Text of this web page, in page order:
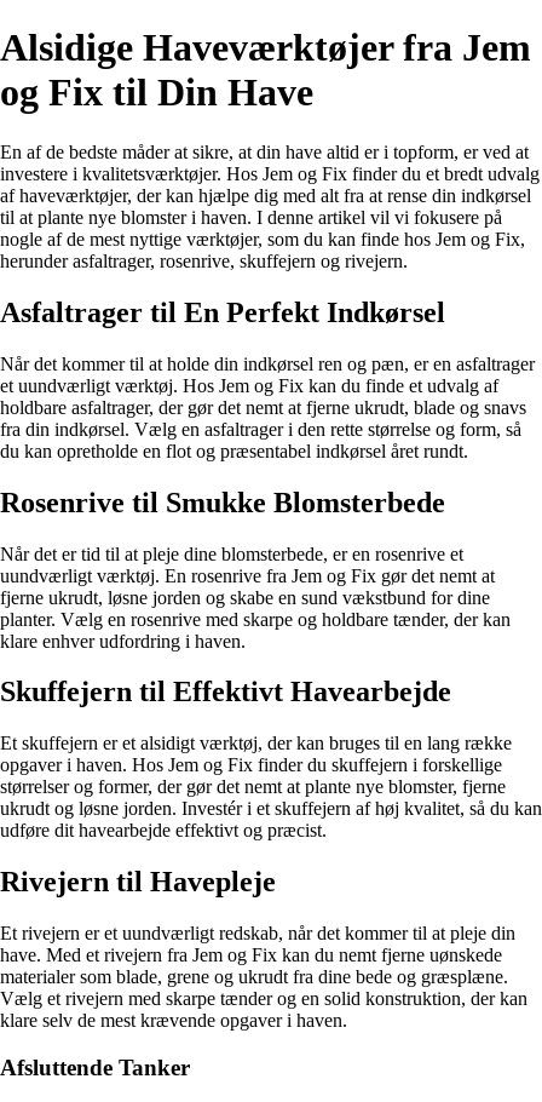
Alsidige Haveværktøjer fra Jem
og Fix til Din Have
En af de bedste måder at sikre, at din have altid er i topform, er ved at
investere i kvalitetsværktøjer. Hos Jem og Fix finder du et bredt udvalg
af haveværktøjer, der kan hjælpe dig med alt fra at rense din indkørsel
til at plante nye blomster i haven. I denne artikel vil vi fokusere på
nogle af de mest nyttige værktøjer, som du kan finde hos Jem og Fix,
herunder asfaltrager, rosenrive, skuffejern og rivejern.
Asfaltrager til En Perfekt Indkørsel
Når det kommer til at holde din indkørsel ren og pæn, er en asfaltrager
et uundværligt værktøj. Hos Jem og Fix kan du finde et udvalg af
holdbare asfaltrager, der gør det nemt at fjerne ukrudt, blade og snavs
fra din indkørsel. Vælg en asfaltrager i den rette størrelse og form, så
du kan opretholde en flot og præsentabel indkørsel året rundt.
Rosenrive til Smukke Blomsterbede
Når det er tid til at pleje dine blomsterbede, er en rosenrive et
uundværligt værktøj. En rosenrive fra Jem og Fix gør det nemt at
fjerne ukrudt, løsne jorden og skabe en sund vækstbund for dine
planter. Vælg en rosenrive med skarpe og holdbare tænder, der kan
klare enhver udfordring i haven.
Skuffejern til Effektivt Havearbejde
Et skuffejern er et alsidigt værktøj, der kan bruges til en lang række
opgaver i haven. Hos Jem og Fix finder du skuffejern i forskellige
størrelser og former, der gør det nemt at plante nye blomster, fjerne
ukrudt og løsne jorden. Investér i et skuffejern af høj kvalitet, så du kan
udføre dit havearbejde effektivt og præcist.
Rivejern til Havepleje
Et rivejern er et uundværligt redskab, når det kommer til at pleje din
have. Med et rivejern fra Jem og Fix kan du nemt fjerne uønskede
materialer som blade, grene og ukrudt fra dine bede og græsplæne.
Vælg et rivejern med skarpe tænder og en solid konstruktion, der kan
klare selv de mest krævende opgaver i haven.
Afsluttende Tanker